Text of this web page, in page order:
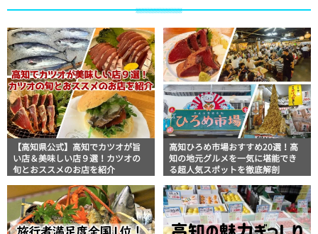
【高知県公式】高知でカツオが旨
い店＆美味しい店９選！カツオの
旬とおススメのお店を紹介
高知ひろめ市場おすすめ20選！高
知の地元グルメを一気に堪能でき
る超人気スポットを徹底解剖